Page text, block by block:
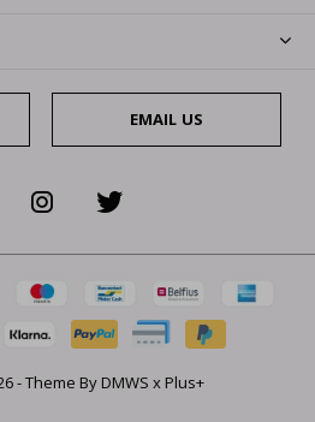
EMAIL US
- Theme ByDMWS xPlus+